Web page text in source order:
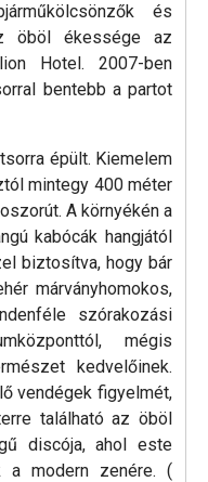
és
öböl ékessége az
Hotel. 2007-ben
bentebb a partot
épült. Kiemelem
mintegy 400 méter
A környékén a
kabócák hangjától
biztosítva, hogy bár
márványhomokos,
szórakozási
mégis
kedvelőinek.
vendégek figyelmét,
található az öböl
discója, ahol este
a modern zenére. (